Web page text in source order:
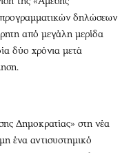
προγραμματικών δηλώσεων
από μεγάλη μερίδα
δύο χρόνια μετά
Δημοκρατίας» στη νέα
ένα αντισυστημικό